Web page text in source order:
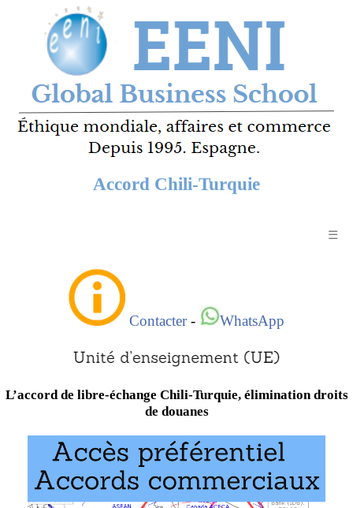
Accord Chili-Turquie
☰
Contacter- WhatsApp
L’accord de libre-échange Chili-Turquie, élimination droits
de douanes